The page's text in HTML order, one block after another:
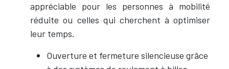
appréciable pour les personnes à mobilité
réduite ou celles qui cherchent à optimiser
leur temps.
Ouverture et fermeture silencieuse grâce